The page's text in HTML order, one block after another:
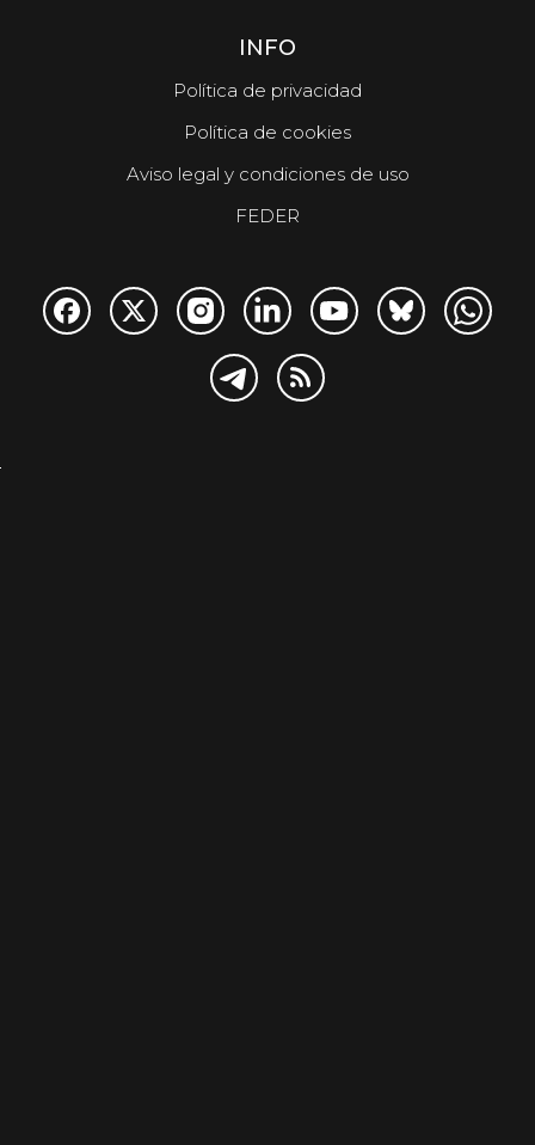
INFO
Política de privacidad
Política de cookies
Aviso legal y condiciones de uso
FEDER